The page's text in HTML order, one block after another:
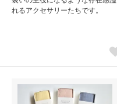
れるアクセサリーたちです。